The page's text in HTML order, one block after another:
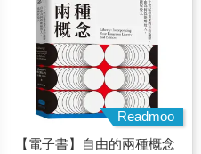
Readmoo
【電子書】自由的兩種概念